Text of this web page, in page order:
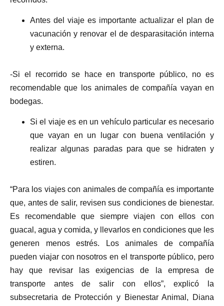
Antes del viaje es importante actualizar el plan de
vacunación y renovar el de desparasitación interna
y externa.
-Si el recorrido se hace en transporte público, no es
recomendable que los animales de compañía vayan en
bodegas.
Si el viaje es en un vehículo particular es necesario
que vayan en un lugar con buena ventilación y
realizar algunas paradas para que se hidraten y
estiren.
“Para los viajes con animales de compañía es importante
que, antes de salir, revisen sus condiciones de bienestar.
Es recomendable que siempre viajen con ellos con
guacal, agua y comida, y llevarlos en condiciones que les
generen menos estrés. Los animales de compañía
pueden viajar con nosotros en el transporte público, pero
hay que revisar las exigencias de la empresa de
transporte antes de salir con ellos”, explicó la
subsecretaria de Protección y Bienestar Animal, Diana